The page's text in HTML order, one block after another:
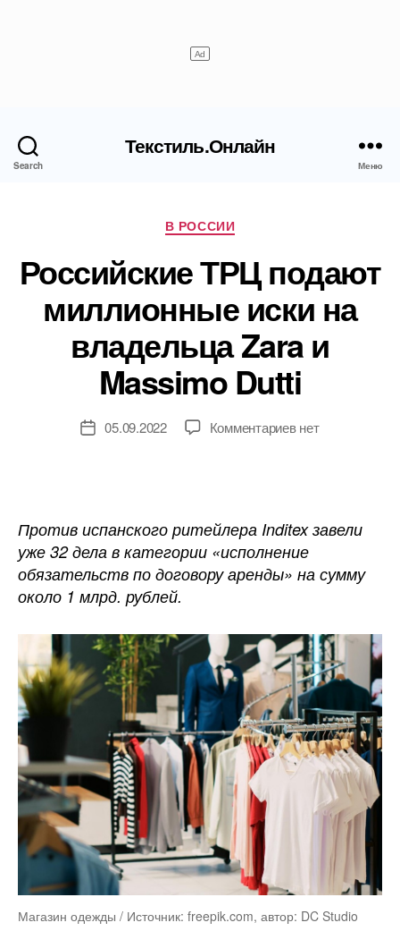
Search
Текстиль.Онлайн
Меню
Рубрики
В РОССИИ
Российские ТРЦ подают
миллионные иски на
владельца Zara и
Massimo Dutti
Дата05.09.2022 Комментариевк
миллионные
на
владельца
Massimo
Dutti
нет
Против испанского ритейлера Inditex завели
уже 32 дела в категории «исполнение
обязательств по договору аренды» на сумму
около 1 млрд. рублей.
Магазин одежды / Источник: freepik.com, автор: DC Studio